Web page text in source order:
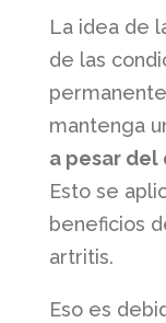
La idea de
de las
mantenga
a pesar
Esto se
beneficios
artritis.
Eso es